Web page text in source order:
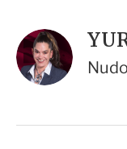
o
n
e
s
c
a
r